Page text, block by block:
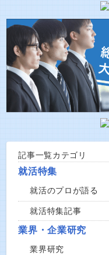
記事一覧カテゴリ
就活特集
就活のプロが語る
就活特集記事
業界・企業研究
業界研究